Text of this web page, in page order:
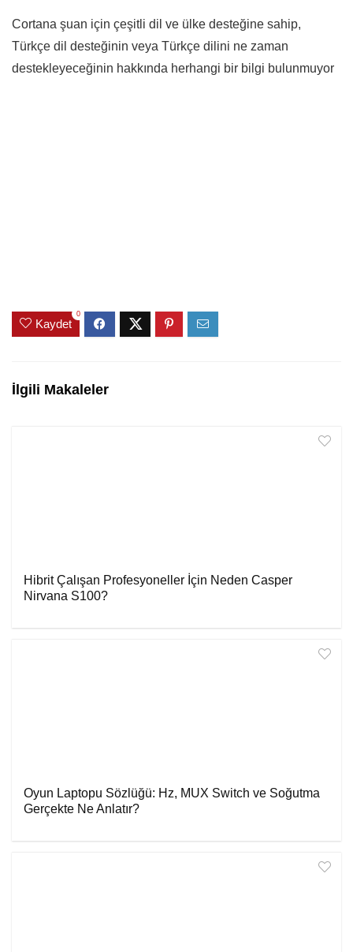
Cortana şuan için çeşitli dil ve ülke desteğine sahip,
Türkçe dil desteğinin veya Türkçe dilini ne zaman
destekleyeceğinin hakkında herhangi bir bilgi bulunmuyor
Kaydet
0
İlgili Makaleler
Hibrit Çalışan Profesyoneller İçin Neden Casper
Nirvana S100?
Oyun Laptopu Sözlüğü: Hz, MUX Switch ve Soğutma
Gerçekte Ne Anlatır?